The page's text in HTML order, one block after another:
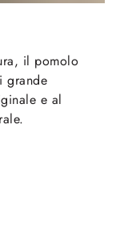
il pomolo
grande
e al